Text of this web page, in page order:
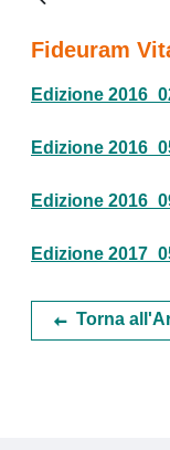
Fideuram
Edizione
Edizione
Edizione
Edizione
Torna